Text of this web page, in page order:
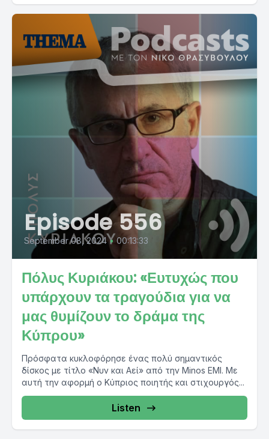
Episode 556
September 08, 2024 • 00:13:33
Πόλυς Κυριάκου: «Ευτυχώς που
υπάρχουν τα τραγούδια για να
μας θυμίζουν το δράμα της
Κύπρου»
Πρόσφατα κυκλοφόρησε ένας πολύ σημαντικός
δίσκος με τίτλο «Νυν και Αεί» από την Minos EMI. Με
αυτή την αφορμή ο Κύπριος ποιητής και στιχουργός...
Listen